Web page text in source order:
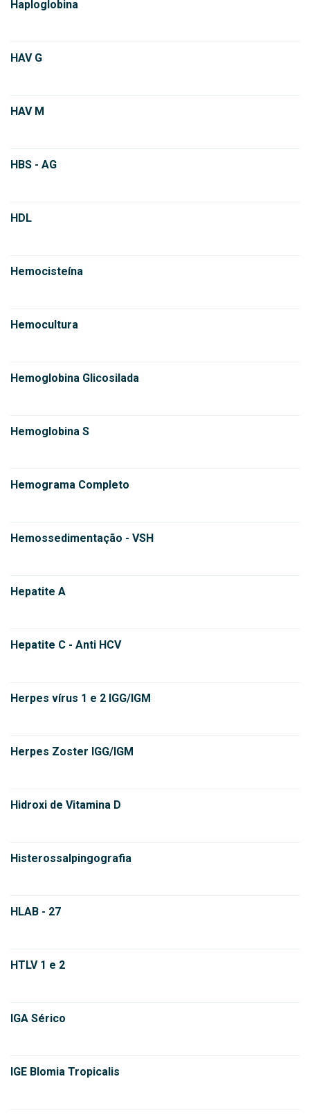
Haploglobina
HAV G
HAV M
HBS - AG
HDL
Hemocisteína
Hemocultura
Hemoglobina Glicosilada
Hemoglobina S
Hemograma Completo
Hemossedimentação - VSH
Hepatite A
Hepatite C - Anti HCV
Herpes vírus 1 e 2 IGG/IGM
Herpes Zoster IGG/IGM
Hidroxi de Vitamina D
Histerossalpingografia
HLAB - 27
HTLV 1 e 2
IGA Sérico
IGE Blomia Tropicalis